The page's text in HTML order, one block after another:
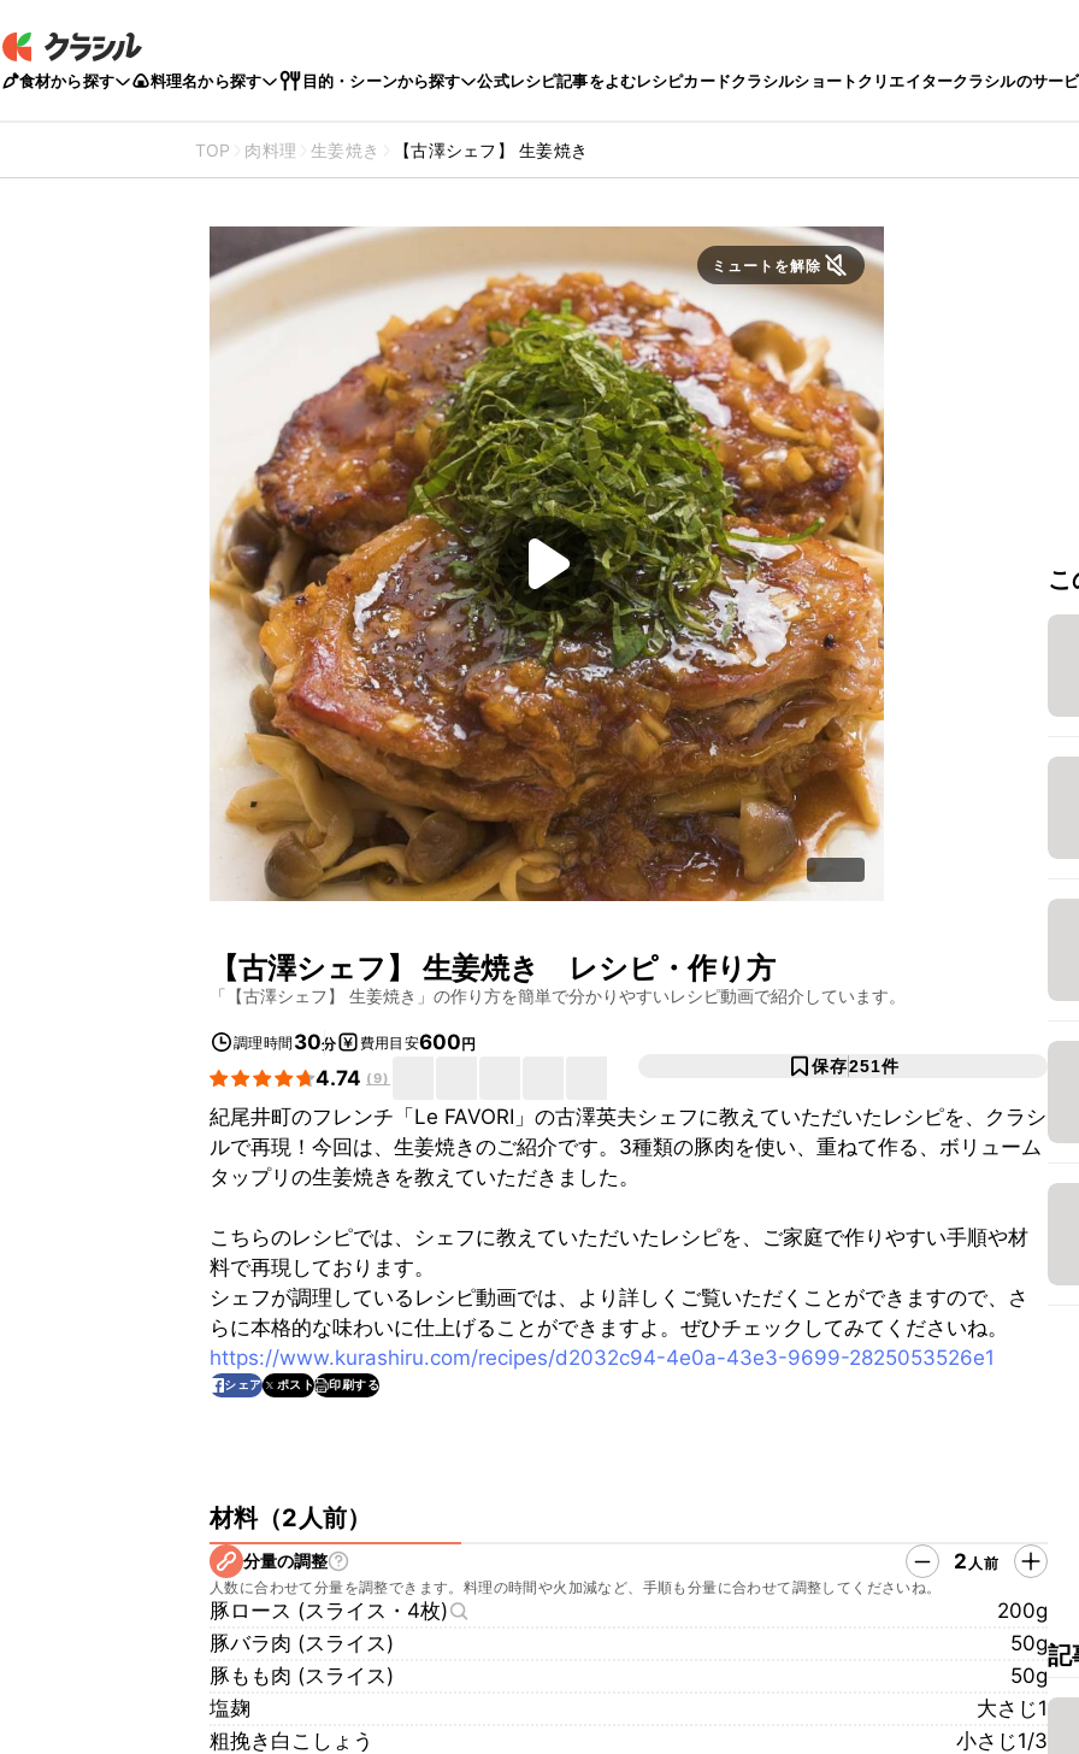
食材から探す 料理名から探す 目的・シーンから探す 公式レシピ記事をよむレシピカードクラシルショートクリエイタークラシルのサー
TOP 肉料理 生姜焼き 【古澤シェフ】 生姜焼き
ミュートを解除
【古澤シェフ】 生姜焼き レシピ・作り方
「 【古澤シェフ】 生姜焼き 」の作り方を簡単で分かりやすいレシピ動画で紹介しています。
調理時間 30分 費用目安600円
4.74 (9)
保存251件
紀尾井町のフレンチ「Le FAVORI」の古澤英夫シェフに教えていただいたレシピを、クラシ
ルで再現！今回は、生姜焼きのご紹介です。3種類の豚肉を使い、重ねて作る、ボリューム
タップリの生姜焼きを教えていただきました。
こちらのレシピでは、シェフに教えていただいたレシピを、ご家庭で作りやすい手順や材
料で再現しております。
シェフが調理しているレシピ動画では、より詳しくご覧いただくことができますので、さ
らに本格的な味わいに仕上げることができますよ。ぜひチェックしてみてくださいね。
https://www.kurashiru.com/recipes/d2032c94-4e0a-43e3-9699-2825053526e1
シェア ポスト 印刷する
材料（2人前）
分量の調整 2 人前
人数に合わせて分量を調整できます。料理の時間や火加減など、手順も分量に合わせて調整してくださいね。
豚ロース (スライス・4枚)
200g
豚バラ肉 (スライス)
50g
豚もも肉 (スライス)
50g
塩麹
大さじ1
粗挽き白こしょう
小さじ1/3
記